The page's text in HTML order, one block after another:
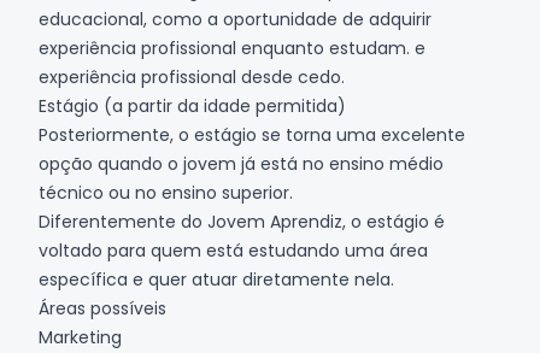
educacional, como a oportunidade de adquirir
experiência profissional enquanto estudam. e
experiência profissional desde cedo.
Estágio (a partir da idade permitida)
Posteriormente, o estágio se torna uma excelente
opção quando o jovem já está no ensino médio
técnico ou no ensino superior.
Diferentemente do Jovem Aprendiz, o estágio é
voltado para quem está estudando uma área
específica e quer atuar diretamente nela.
Áreas possíveis
Marketing